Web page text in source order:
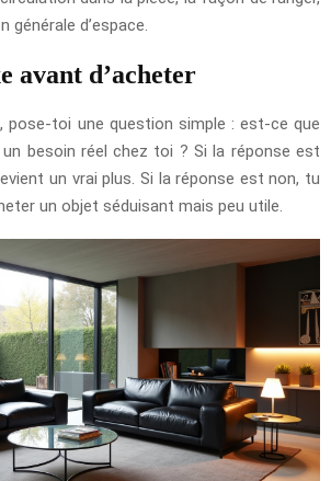
d’espace.
avant d’acheter
pose-toi une question simple : est-ce que
besoin réel chez toi ? Si la réponse est
un vrai plus. Si la réponse est non, tu
un objet séduisant mais peu utile.